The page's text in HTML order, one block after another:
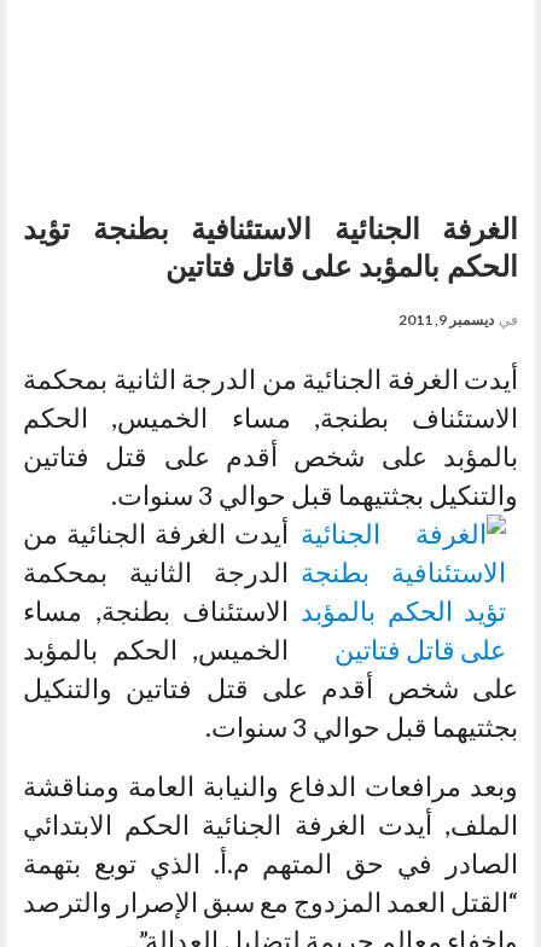
الغرفة الجنائية الاستئنافية بطنجة تؤيد
الحكم بالمؤبد على قاتل فتاتين
في ديسمبر 9, 2011
أيدت الغرفة الجنائية من الدرجة الثانية بمحكمة
الاستئناف بطنجة, مساء الخميس, الحكم
بالمؤبد على شخص أقدم على قتل فتاتين
والتنكيل بجثتيهما قبل حوالي 3 سنوات.
أيدت الغرفة الجنائية من
الدرجة الثانية بمحكمة
الاستئناف بطنجة, مساء
الخميس, الحكم بالمؤبد
على شخص أقدم على قتل فتاتين والتنكيل
بجثتيهما قبل حوالي 3 سنوات.
وبعد مرافعات الدفاع والنيابة العامة ومناقشة
الملف, أيدت الغرفة الجنائية الحكم الابتدائي
الصادر في حق المتهم م.أ. الذي توبع بتهمة
“القتل العمد المزدوج مع سبق الإصرار والترصد
وإخفاء معالم جريمة لتضليل العدالة”.